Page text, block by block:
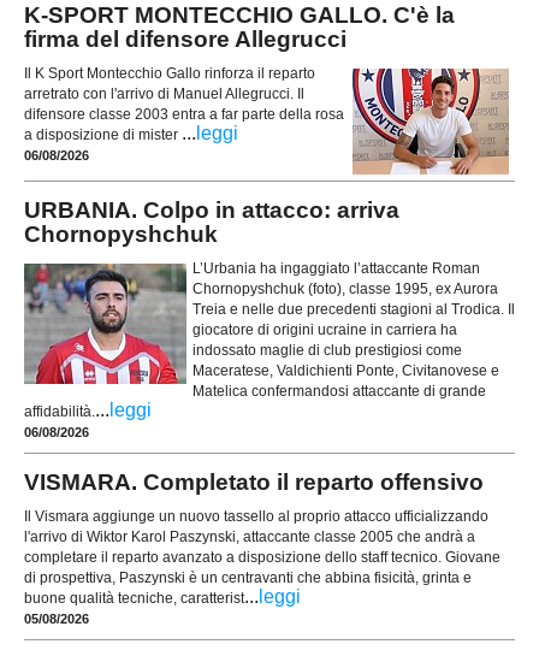
K-SPORT MONTECCHIO GALLO. C'è la
firma del difensore Allegrucci
Il K Sport Montecchio Gallo rinforza il reparto
arretrato con l'arrivo di Manuel Allegrucci. Il
difensore classe 2003 entra a far parte della rosa
a disposizione di mister ... leggi
06/08/2026
URBANIA. Colpo in attacco: arriva
Chornopyshchuk
L’Urbania ha ingaggiato l’attaccante Roman
Chornopyshchuk (foto), classe 1995, ex Aurora
Treia e nelle due precedenti stagioni al Trodica. Il
giocatore di origini ucraine in carriera ha
indossato maglie di club prestigiosi come
Maceratese, Valdichienti Ponte, Civitanovese e
Matelica confermandosi attaccante di grande
affidabilità.... leggi
06/08/2026
VISMARA. Completato il reparto offensivo
Il Vismara aggiunge un nuovo tassello al proprio attacco ufficializzando
l'arrivo di Wiktor Karol Paszynski, attaccante classe 2005 che andrà a
completare il reparto avanzato a disposizione dello staff tecnico. Giovane
di prospettiva, Paszynski è un centravanti che abbina fisicità, grinta e
buone qualità tecniche, caratterist... leggi
05/08/2026